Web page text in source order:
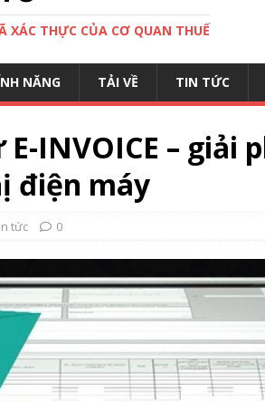
THỰC CỦA CƠ QUAN THUẾ
NĂNG TẢI VỀ TIN TỨC
INVOICE – giải
điện máy
tức 0